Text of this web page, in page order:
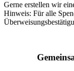
Gerne erstellen wir
Hinweis: Für alle